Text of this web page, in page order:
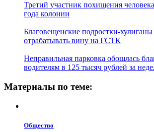
Третий участник похищения
года колонии
Благовещенские подростки-хулиганы
отрабатывать вину на ГСТК
Неправильная парковка обошлась
водителям в 125 тысяч рублей за
Материалы по теме:
Общество